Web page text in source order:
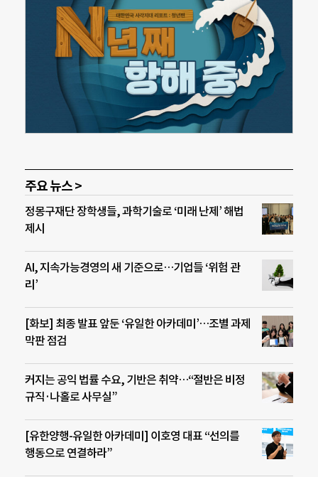
주요 뉴스 >
정몽구재단 장학생들, 과학기술로 ‘미래 난제’ 해법
제시
AI, 지속가능경영의 새 기준으로…기업들 ‘위험 관
리’
[화보] 최종 발표 앞둔 ‘유일한 아카데미’…조별 과제
막판 점검
커지는 공익 법률 수요, 기반은 취약…“절반은 비정
규직·나홀로 사무실”
[유한양행-유일한 아카데미] 이호영 대표 “선의를
행동으로 연결하라”